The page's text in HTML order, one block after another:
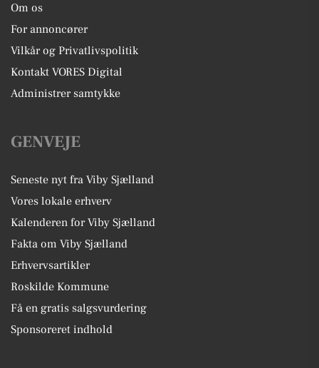
Om os
For annoncører
Vilkår og Privatlivspolitik
Kontakt VORES Digital
Administrer samtykke
GENVEJE
Seneste nyt fra Viby Sjælland
Vores lokale erhverv
Kalenderen for Viby Sjælland
Fakta om Viby Sjælland
Erhvervsartikler
Roskilde Kommune
Få en gratis salgsvurdering
Sponsoreret indhold